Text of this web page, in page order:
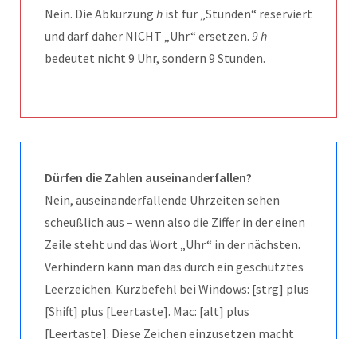
Nein. Die Abkürzung h ist für „Stunden“ reserviert
und darf daher NICHT „Uhr“ ersetzen. 9 h
bedeutet nicht 9 Uhr, sondern 9 Stunden.
Dürfen die Zahlen auseinanderfallen?
Nein, auseinanderfallende Uhrzeiten sehen
scheußlich aus – wenn also die Ziffer in der einen
Zeile steht und das Wort „Uhr“ in der nächsten.
Verhindern kann man das durch ein geschütztes
Leerzeichen. Kurzbefehl bei Windows: [strg] plus
[Shift] plus [Leertaste]. Mac: [alt] plus
[Leertaste]. Diese Zeichen einzusetzen macht